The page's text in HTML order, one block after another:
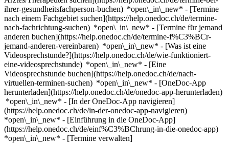
ihrer-gesundheitsfachperson-buchen) *open\_in\_new* - [Termine
nach einem Fachgebiet suchen](https://help.onedoc.ch/de/termine-
nach-fachrichtung-suchen) *open\_in\_new* - [Termine für jemand
anderen buchen](https://help.onedoc.ch/de/termine-f%C3%BCr-
jemand-anderen-vereinbaren) *open\_in\_new* - [Was ist eine
Videosprechstunde?](https://help.onedoc.ch/de/wie-funktioniert-
eine-videosprechstunde) *open\_in\_new* - [Eine
Videosprechstunde buchen](https://help.onedoc.ch/de/nach-
virtuellen-terminen-suchen) *open\_in\_new* - [OneDoc-App
herunterladen](https://help.onedoc.ch/de/onedoc-app-herunterladen)
*open\_in\_new* - [In der OneDoc-App navigieren]
(https://help.onedoc.ch/de/in-der-onedoc-app-navigieren)
*open\_in\_new* - [Einführung in die OneDoc-App]
(https://help.onedoc.ch/de/einf%C3%BChrung-in-die-onedoc-app)
*open\_in\_new* - [Termine verwalten](https://help.onedoc.ch/de/termine-verwalten) *open\_in\_new* - [Termine absagen](https://help.onedoc.ch/de/online-gebuchte-termine-absagen) *open\_in\_new* - [Ich erhalte keine Terminbestätigung](https://help.onedoc.ch/de/ich-erhalte-keine-terminbest%C3%A4tigung) *open\_in\_new* [Alle unsere Artikel anzeigen *open\_in\_new*](https://help.onedoc.ch/de/) close ## Ihre Suche bearbeiten ![Haus mit Pluszeichen, das anzeigt, dass eine Konsultation vor Ort möglich ist](https://www.onedoc.ch/assets/images/icons/on-site.svg) Vor Ort ![Kamera mit Play-Symbol, die anzeigt, dass eine Konsultation per Video aus der Ferne möglich ist](https://www.onedoc.ch/assets/images/icons/remote.svg) Virtuell Suche #### Fachrichtung #### Gesundheitsfachperson #### Einrichtung edit Kinderarzt in Weggis tune Filter Neue Patienten*keyboard\_arrow\_down* - Zugelassen*check\_circle* Gesprochene Sprachen*keyboard\_arrow\_down* - Arabisch*check\_circle* - Deutsch*check\_circle* - Englisch*check\_circle* - Französisch*check\_circle* - Griechisch*check\_circle* - Italienisch*check\_circle* - Rumänisch*check\_circle* - Schwedisch*check\_circle* - Spanisch*check\_circle* - Ungarisch*check\_circle* Geschlecht*keyboard\_arrow\_down* - Weiblich*check\_circle* - Männlich*check\_circle* Netzwerk*keyboard\_arrow\_down* - ArgoMed*check\_circle* - zu:care*check\_circle* Verfügbarkeit*keyboard\_arrow\_down* - Heute*check\_circle* - In den nächsten 3 Tagen*check\_circle* - In den nächsten 7 Tagen*check\_circle* - In den nächsten 14 Tagen*check\_circle* # Kinderarzt in der Umgebung von Weggis: Buchen Sie heute Ihren Termin online [![Dr. med. Philipp Bludau, Kinderarzt in Küssnacht am Rigi](https://assets.onedoc.ch/images/users/b8753aec68f1507de5c22d6f8413df8db9f80dcb5a9bad9b437cf2b4acbb19ba-small.jpg "Dr. med. Philipp Bludau, Kinderarzt in Küssnacht am Rigi")](https://www.onedoc.ch/de/kinderarzt/kussnacht-am-rigi/pct83/dr-med-philipp-bludau) ### [Dr. med. Philipp Bludau](https://www.onedoc.ch/de/kinderarzt/kussnacht-am-rigi/pct83/dr-med-philipp-bludau) ![Abzeichen, das ein verifiziertes Profil kennzeichnet](https://www.onedoc.ch/assets/images/icons/checkmark.svg) Kinderarzt [Gesundheitszentrum Rigi AG](https://www.onedoc.ch/de/medizinisches-zentrum/kussnacht-am-rigi/ell8/gesundheitszentrum-rigi-ag) Bodenstrasse 20 6403 Küssnacht am Rigi ![Patient mit Pluszeichen, der anzeigt, dass neue Patienten angenommen werden](https://www.onedoc.ch/assets/images/icons/new-patients.svg)Akzeptiert neue Patienten [Termin buchen](https://www.onedoc.ch/de/kinderarzt/kussnacht-am-rigi/pct83/dr-med-philipp-bludau) Expertisen:[Pädiatrischer Notfall | Kindernotfall](https://www.onedoc.ch/de/padiatrischer-notfall-kindernotfall/kussnacht-am-rigi), [Schuluntersuch | Schuleingangsuntersuch](https://www.onedoc.ch/de/schuluntersuch-schuleingangsuntersuch/kussnacht-am-rigi), [Vorsorgeuntersuchung bei Kindern | Pädiatrische Vorsorgeuntersuchung | Entwicklungskontrolle](https://www.onedoc.ch/de/vorsorgeuntersuchung-bei-kindern-padiatrische-vorsorgeuntersuchung-entwicklungskontrolle/kussnacht-am-rigi), [Impfungen bei Kindern | Impfungen bei Säuglingen | Impfberatung Pädiatrie](https://www.onedoc.ch/de/impfungen-bei-kindern-impfungen-bei-sauglingen-impfberatung-padiatrie/kussnacht-am-rigi), [Entwicklungsbegleitung](https://www.onedoc.ch/de/entwicklungsbegleitung/kussnacht-am-rigi), [Desensibilisierung | Hyposensibilisierung](https://www.onedoc.ch/de/desensibilisierung-hyposensibilisierung/kussnacht-am-rigi), [Echokardiografie | Herzultraschall](https://www.onedoc.ch/de/echokardiografie-herzultraschall/kussnacht-am-rigi), [Herz-Kreislauf-Prävention | CardioCheck](https://www.onedoc.ch/de/herz-kreislauf-pravention-cardiocheck/kussnacht-am-rigi)Mehr anzeigen *chevron\_left* Di. 04 Aug. *chevron\_right* Mehr Termine anzeigen *error\_outline* Beim Laden der Verfügbarkeiten ist ein Fehler aufgetreten [Erneut versuchen](https://www.onedoc.ch) Expertisen:[Pädiatrischer Notfall | Kindernotfall](https://www.onedoc.ch/de/padiatrischer-notfall-kindernotfall/kussnacht-am-rigi), [Schuluntersuch | Schuleingangsuntersuch](https://www.onedoc.ch/de/schuluntersuch-schuleingangsuntersuch/kussnacht-am-rigi), [Vorsorgeuntersuchung bei Kindern | Pädiatrische Vorsorgeuntersuchung | Entwicklungskontrolle](https://www.onedoc.ch/de/vorsorgeuntersuchung-bei-kindern-padiatrische-vorsorgeuntersuchung-entwicklungskontrolle/kussnacht-am-rigi), [Impfungen bei Kindern | Impfungen bei Säuglingen | Impfberatung Pädiatrie](https://www.onedoc.ch/de/impfungen-bei-kindern-impfungen-bei-sauglingen-impfberatung-padiatrie/kussnacht-am-rigi), [Entwicklungsbegleitung](https://www.onedoc.ch/de/entwicklungsbegleitung/kussnacht-am-rigi), [Desensibilisierung | Hyposensibilisierung](https://www.onedoc.ch/de/desensibilisierung-hyposensibilisierung/kussnacht-am-rigi), [Echokardiografie | Herzultraschall](https://www.onedoc.ch/de/echokardiografie-herzultraschall/kussnacht-am-rigi), [Herz-Kreislauf-Prävention | CardioCheck](https://www.onedoc.ch/de/herz-kreislauf-pravention-cardiocheck/kussnacht-am-rigi)Mehr anzeigen [![Dr. med. Patricia Tanriverdi, Assistenzärztin Kinder- und Jugendmedizin in Ingenbohl](https://assets.onedoc.ch/images/users/94c1dfb24ac6e4c8e2e19d8b5243bd2f6812e6e900d63b531485b01c45038698-small.png "Dr. med. Patricia Tanriverdi, Assistenzärztin Kinder- und Jugendmedizin in Ingenbohl")](https://www.onedoc.ch/de/kinderarztin/ingenbohl/pc168/dr-med-patricia-tanriverdi) ### [Dr. med. Patricia Tanriverdi](https://www.onedoc.ch/de/kinderarztin/ingenbohl/pc168/dr-med-patricia-tanriverdi) ![Abzeichen, das ein verifiziertes Profil kennzeichnet](https://www.onedoc.ch/assets/images/icons/checkmark.svg) [Assistenzärztin Kinder- und Jugendmedizin](https://www.onedoc.ch/de/kinderarzt/ingenbohl) [Ärztehaus Brunnen](https://www.onedoc.ch/de/medizinische-praxis/ingenbohl/ebenu/arztehaus-brunnen) Bahnhofstrasse 22 6440 Ingenbohl ![Patient mit Pluszeichen, der anzeigt, dass neue Patienten angenommen werden](https://www.onedoc.ch/assets/images/icons/new-patients.svg)Akzeptiert neue Patienten [Termin buchen](https://www.onedoc.ch/de/kinderarztin/ingenbohl/pc168/dr-med-patricia-tanriverdi) Expertisen:[Vorsorgeuntersuchung bei Kindern | Pädiatrische Vorsorgeuntersuchung | Entwicklungskontrolle](https://www.onedoc.ch/de/vorsorgeuntersuchung-bei-kindern-padiatrische-vorsorgeuntersuchung-entwicklungskontrolle/ingenbohl), [Impfungen bei Kindern | Impfungen bei Säuglingen | Impfberatung Pädiatrie](https://www.onedoc.ch/de/impfungen-bei-kindern-impfungen-bei-sauglingen-impfberatung-padiatrie/ingenbohl), [Kopfschmerzen und Migräne bei Kindern](https://www.onedoc.ch/de/kopfschmerzen-und-migrane-bei-kindern/ingenbohl), [Allergie | AllergoTest | Allergieabklärung](https://www.onedoc.ch/de/allergie-allergotest-allergieabklarung/ingenbohl), [Audiogramm](https://www.onedoc.ch/de/audiogramm/ingenbohl), [Autismus](https://www.onedoc.ch/de/autismus/ingenbohl), [Desensibilisierung | Hyposensibilisierung](https://www.onedoc.ch/de/desensibilisierung-hyposensibilisierung/ingenbohl), [Entwicklungsbegleitung](https://www.onedoc.ch/de/entwicklungsbegleitung/ingenbohl), [Hüftultraschall bei Säuglingen | Neugeborenen Ultraschall der Hüfte](https://www.onedoc.ch/de/huftultraschall-bei-sauglingen-neugeborenen-ultraschall-der-hufte/ingenbohl), [Pädiatrischer Notfall | Kindernotfall](https://www.onedoc.ch/de/padiatrischer-notfall-kindernotfall/ingenbohl), [Spirometrie | Lungenfunktionstest | Lungenfunktionsprüfung | Lufu](https://www.onedoc.ch/de/spirometrie-lungenfunktionstest-lungenfunktionsprufung-lufu/ingenbohl)Mehr anzeigen *chevron\_left* Di. 04 Aug. *chevron\_right* Mehr Termine anzeigen *error\_outline* Beim Laden der Verfügbarkeiten ist ein Fehler aufgetreten [Erneut versuchen](https://www.onedoc.ch) Expertisen:[Vorsorgeuntersuchung bei Kindern | Pädiatrische Vorsorgeuntersuchung | Entwicklungskontrolle](https://www.onedoc.ch/de/vorsorgeuntersuchung-bei-kindern-padiatrische-vorsorgeuntersuchung-entwicklungskontrolle/ingenbohl), [Impfungen bei Kindern | Impfungen bei Säuglingen | Impfberatung Pädiatrie](https://www.onedoc.ch/de/impfungen-bei-kindern-impfungen-bei-sauglingen-impfberatung-padiatrie/ingenbohl), [Kopfschmerzen und Migräne bei Kindern](https://www.onedoc.ch/de/kopfschmerzen-und-migrane-bei-kindern/ingenbohl), [Allergie | AllergoTest | Allergieabklärung](https://www.onedoc.ch/de/allergie-allergotest-allergieabklarung/ingenbohl), [Audiogramm](https://www.onedoc.ch/de/audiogramm/ingenbohl), [Autismus](https://www.onedoc.ch/de/autismus/ingenbohl), [Desensibilisierung | Hyposensibilisierung](https://www.onedoc.ch/de/desensibilisierung-hyposensibilisierung/ingenbohl), [Entwicklungsbegleitung](https://www.onedoc.ch/de/entwicklungsbegleitung/ingenbohl), [Hüftultraschall bei Säuglingen | Neugeborenen Ultraschall der Hüfte](https://www.onedoc.ch/de/huftultraschall-bei-sauglingen-neugeborenen-ultraschall-der-hufte/ingenbohl), [Pädiatrischer Notfall | Kindernotfall](https://www.onedoc.ch/de/padiatrischer-notfall-kindernotfall/ingenbohl), [Spirometrie | Lungenfunktionstest | Lungenfunktionsprüfung | Lufu](https://www.onedoc.ch/de/spirometrie-lungenfunktionstest-lungenfunktionsprufung-lufu/ingenbohl)Mehr anzeigen [![Dr. med. Mareike Gerstenberger, Assistenzärztin Kinder- und Jugendmedizin in Ingenbohl](https://assets.onedoc.ch/images/users/f5e1404b4f9c8698596e4b41c598de95871f6e42baae4089e28588cab239e4c6-small.png "Dr. med. Mareike Gerstenberger, Assistenzärztin Kinder- und Jugendmedizin in Ingenbohl")](https://www.onedoc.ch/de/kinderarztin/ingenbohl/pc169/dr-med-mareike-gerstenberger) ### [Dr. med. Mareike Gerstenberger](https://www.onedoc.ch/de/kinderarztin/ingenbohl/pc169/dr-med-mareike-gerstenberger) ![Abzeichen, das ein verifiziertes Profil kennzeichnet](https://www.onedoc.ch/assets/images/icons/checkmark.svg) [Assistenzärztin Kinder- und Jugendmedizin](https://www.onedoc.ch